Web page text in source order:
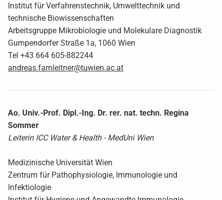
Institut für Verfahrenstechnik, Umwelttechnik und
technische Biowissenschaften
Arbeitsgruppe Mikrobiologie und Molekulare Diagnostik
Gumpendorfer Straße 1a, 1060 Wien
Tel +43 664 605-882244
andreas.farnleitner@tuwien.ac.at
Ao. Univ.-Prof. Dipl.-Ing. Dr. rer. nat. techn. Regina
Sommer
Leiterin ICC Water & Health - MedUni Wien
Medizinische Universität Wien
Zentrum für Pathophysiologie, Immunologie und
Infektiologie